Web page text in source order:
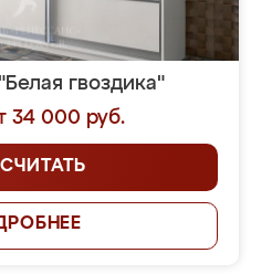
гвоздика"
34 000 руб.